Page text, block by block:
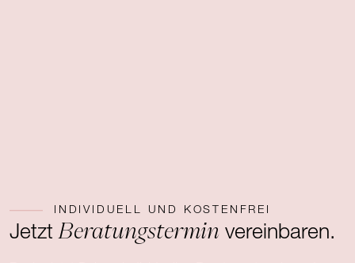
INDIVIDUELL UND KOSTENFREI
JetztBeratungstermin vereinbaren.